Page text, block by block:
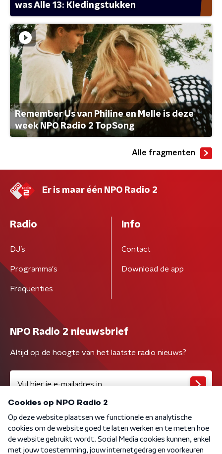
was Alle 13: Kledingstukken
Remember Us van Philine en Melle is deze
week NPO Radio 2 TopSong
Alle fragmenten
Er is maar één NPO Radio 2
Radio
DJ’s
Programma's
Frequenties
Info
Contact
Download de app
NPO Radio 2 nieuwsbrief
Altijd op de hoogte van het laatste radio nieuws?
Algemene voorwaarden